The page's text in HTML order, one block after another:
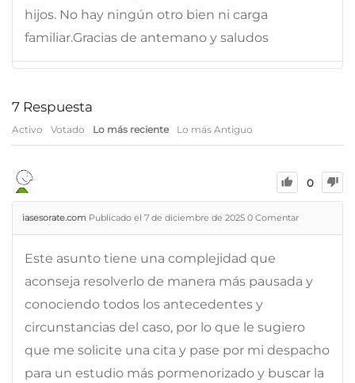
hijos. No hay ningún otro bien ni carga
familiar.Gracias de antemano y saludos
7 Respuesta
Activo Votado Lo más reciente Lo más Antiguo
0
iasesorate.com Publicado el 7 de diciembre de 2025 0 Comentar
Este asunto tiene una complejidad que
aconseja resolverlo de manera más pausada y
conociendo todos los antecedentes y
circunstancias del caso, por lo que le sugiero
que me solicite una cita y pase por mi despacho
para un estudio más pormenorizado y buscar la